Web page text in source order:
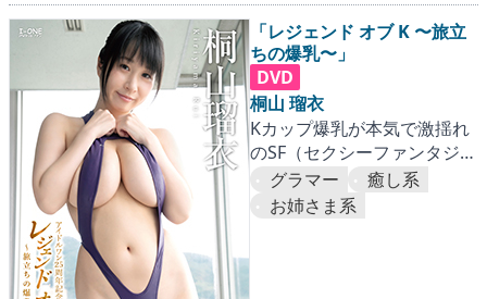
「レジェンド オブ K 〜旅立
ちの爆乳〜」
DVD
桐山 瑠衣
Kカップ爆乳が本気で激揺れ
のSF（セクシーファンタジ
ー）IV！ アイドルワン25周
年記念の連続作品第一弾！！
グラマー
癒し系
お姉さま系